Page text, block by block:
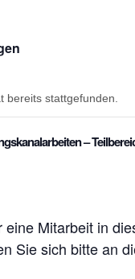
bereits stattgefunden.
–
eine Mitarbeit in
Sie sich bitte an